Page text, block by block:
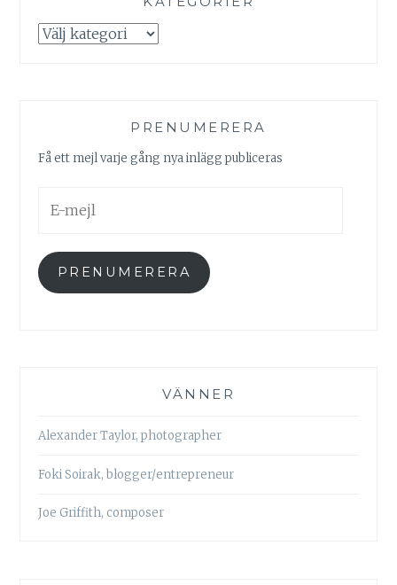
Kategorier
PRENUMERERA
Få ett mejl varje gång nya inlägg publiceras
mejl
PRENUMERERA
VÄNNER
Alexander Taylor, photographer
Foki Soirak, blogger/entrepreneur
Joe Griffith, composer